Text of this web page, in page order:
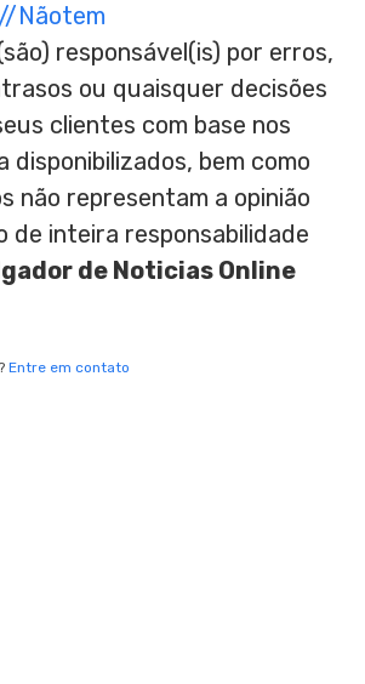
Nãotem
responsável(is) por erros,
ou quaisquer decisões
clientes com base nos
disponibilizados, bem como
não representam a opinião
de inteira responsabilidade
de Noticias Online
Entre em contato